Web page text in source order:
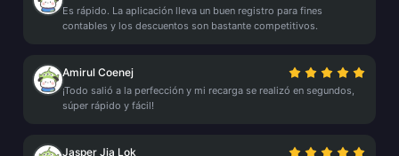
Es rápido. La aplicación lleva un buen registro para fines
contables y los descuentos son bastante competitivos.
Amirul Coenej
¡Todo salió a la perfección y mi recarga se realizó en segundos,
súper rápido y fácil!
Jasper Jia Lok